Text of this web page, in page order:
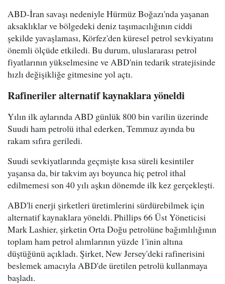
ABD-İran savaşı nedeniyle Hürmüz Boğazı'nda yaşanan
aksaklıklar ve bölgedeki deniz taşımacılığının ciddi
şekilde yavaşlaması, Körfez'den küresel petrol sevkiyatını
önemli ölçüde etkiledi. Bu durum, uluslararası petrol
fiyatlarının yükselmesine ve ABD'nin tedarik stratejisinde
hızlı değişikliğe gitmesine yol açtı.
Rafineriler alternatif kaynaklara yöneldi
Yılın ilk aylarında ABD günlük 800 bin varilin üzerinde
Suudi ham petrolü ithal ederken, Temmuz ayında bu
rakam sıfıra geriledi.
Suudi sevkiyatlarında geçmişte kısa süreli kesintiler
yaşansa da, bir takvim ayı boyunca hiç petrol ithal
edilmemesi son 40 yılı aşkın dönemde ilk kez gerçekleşti.
ABD'li enerji şirketleri üretimlerini sürdürebilmek için
alternatif kaynaklara yöneldi. Phillips 66 Üst Yöneticisi
Mark Lashier, şirketin Orta Doğu petrolüne bağımlılığının
toplam ham petrol alımlarının yüzde 1'inin altına
düştüğünü açıkladı. Şirket, New Jersey'deki rafinerisini
beslemek amacıyla ABD'de üretilen petrolü kullanmaya
başladı.